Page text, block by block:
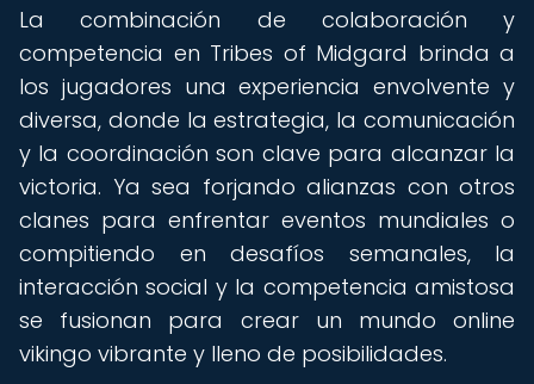
La combinación de colaboración y
competencia en Tribes of Midgard brinda a
los jugadores una experiencia envolvente y
diversa, donde la estrategia, la comunicación
y la coordinación son clave para alcanzar la
victoria. Ya sea forjando alianzas con otros
clanes para enfrentar eventos mundiales o
compitiendo en desafíos semanales, la
interacción social y la competencia amistosa
se fusionan para crear un mundo online
vikingo vibrante y lleno de posibilidades.